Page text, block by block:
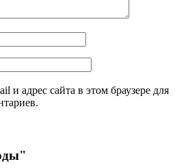
и адрес сайта в этом браузере для